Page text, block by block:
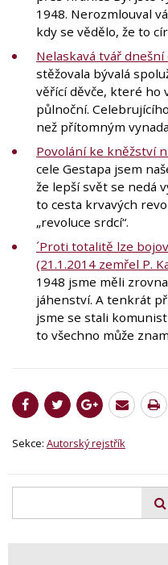
1948. Nerozmlouval
kdy se vědělo, že to
Nelaskavá tvář dnešní
stěžovala bývalá
věřící děvče, které ho
půlnoční.
než přítomným
Povolání ke kněžství
cele Gestapa jsem
že lepší svět se nedá
to cesta krvavých
„revoluce srdcí“.
´Proti totalitě lze
(21.1.2014 zemřel P.
1948 jsme měli
jáhenství. A tenkrát
jsme se stali
to všechno může
Sekce: Autorský rejstřík